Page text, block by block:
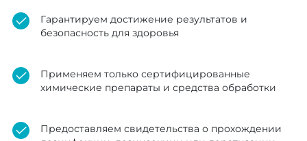
Гарантируем достижение результатов и
безопасность для здоровья
Применяем только сертифицированные
химические препараты и средства обработки
Предоставляем свидетельства о прохождении